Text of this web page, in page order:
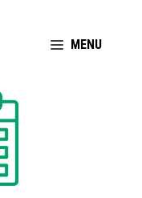
MENU